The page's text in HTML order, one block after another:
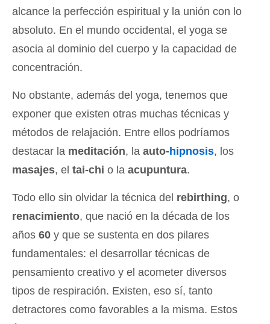
alcance la perfección espiritual y la unión con lo
absoluto. En el mundo occidental, el yoga se
asocia al dominio del cuerpo y la capacidad de
concentración.
No obstante, además del yoga, tenemos que
exponer que existen otras muchas técnicas y
métodos de relajación. Entre ellos podríamos
destacar la meditación, la auto-hipnosis, los
masajes, el tai-chi o la acupuntura.
Todo ello sin olvidar la técnica del rebirthing, o
renacimiento, que nació en la década de los
años 60 y que se sustenta en dos pilares
fundamentales: el desarrollar técnicas de
pensamiento creativo y el acometer diversos
tipos de respiración. Existen, eso sí, tanto
detractores como favorables a la misma. Estos